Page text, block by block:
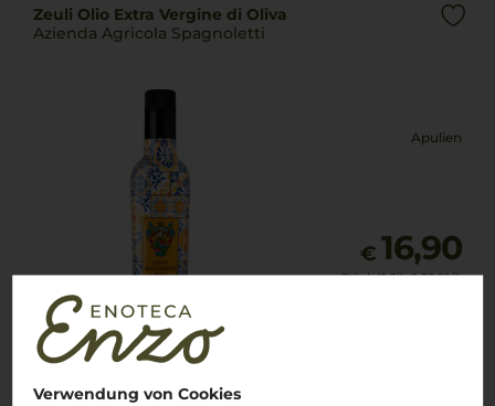
Verwendung von Cookies
Zeuli Olio Extra Vergine di Oliva
Azienda Agricola Spagnoletti
Apulien
€ 16,90
pro Stück (0.5l), € 33,80/L